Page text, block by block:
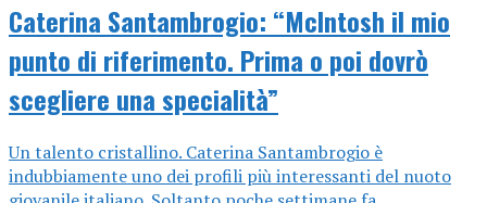
Caterina Santambrogio: “McIntosh il mio
punto di riferimento. Prima o poi dovrò
scegliere una specialità”
Un talento cristallino. Caterina Santambrogio è
indubbiamente uno dei profili più interessanti del nuoto